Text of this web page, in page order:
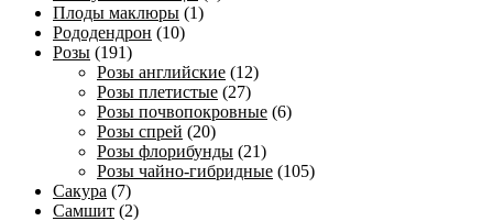
Плоды маклюры (1)
Рододендрон (10)
Розы (191)
Розы английские (12)
Розы плетистые (27)
Розы почвопокровные (6)
Розы спрей (20)
Розы флорибунды (21)
Розы чайно-гибридные (105)
Сакура (7)
Самшит (2)